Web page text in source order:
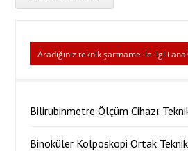
Bilirubinmetre Ölçüm Cihazı
Binoküler Kolposkopi Ortak